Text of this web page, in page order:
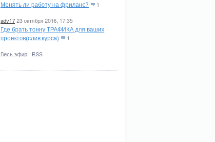
Менять ли работу на фриланс? 1
adv1723 октября 2016, 17:35
Где брать тонну ТРАФИКА для ваших
проектов(слив курса)
1
Весь эфир · RSS